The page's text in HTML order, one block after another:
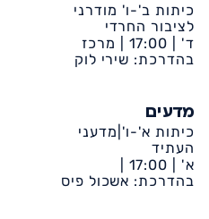
כיתות ב'-ו' מודרני
לציבור החרדי
ד' | 17:00 |
מרכז
קהילתי דיונה
בהדרכת: שירי לוק
מדעים
כיתות א'-ו'|מדעני
העתיד
א' | 17:00 |
דיונה-אשכול פיס
בהדרכת: אשכול פיס